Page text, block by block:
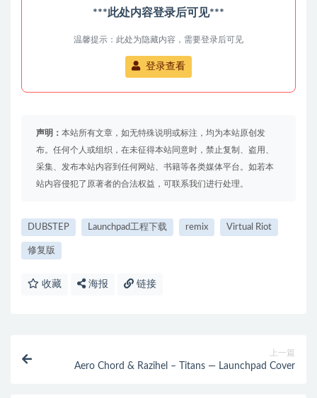
***此处内容登录后可见***
温馨提示：此处为隐藏内容，需要登录后可见
登录查看
声明： 本站所有文章，如无特殊说明或标注，均为本站原创发
布。任何个人或组织，在未征得本站同意时，禁止复制、盗用、
采集、发布本站内容到任何网站、书籍等各类媒体平台。如若本
站内容侵犯了原著者的合法权益，可联系我们进行处理。
DUBSTEP Launchpad工程下载 remix Virtual Riot
修复版
收藏 海报 链接
上一篇
Aero Chord & Razihel – Titans — Launchpad Cover